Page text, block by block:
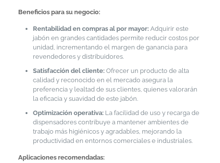
Beneficios para su negocio:
Rentabilidad en compras al por mayor:Adquirir este
jabón en grandes cantidades permite reducir costos por
unidad, incrementando el margen de ganancia para
revendedores y distribuidores.
Satisfacción del cliente:Ofrecer un producto de alta
calidad y reconocido en el mercado asegura la
preferencia y lealtad de sus clientes, quienes valorarán
la eficacia y suavidad de este jabón.
Optimización operativa:La facilidad de uso y recarga de
dispensadores contribuye a mantener ambientes de
trabajo más higiénicos y agradables, mejorando la
productividad en entornos comerciales e industriales.
Aplicaciones recomendadas: